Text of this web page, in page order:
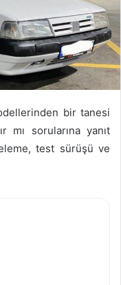
bir tanesi
mı sorularına yanıt
test sürüşü ve